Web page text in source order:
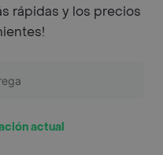
rápidas y los precios
actual